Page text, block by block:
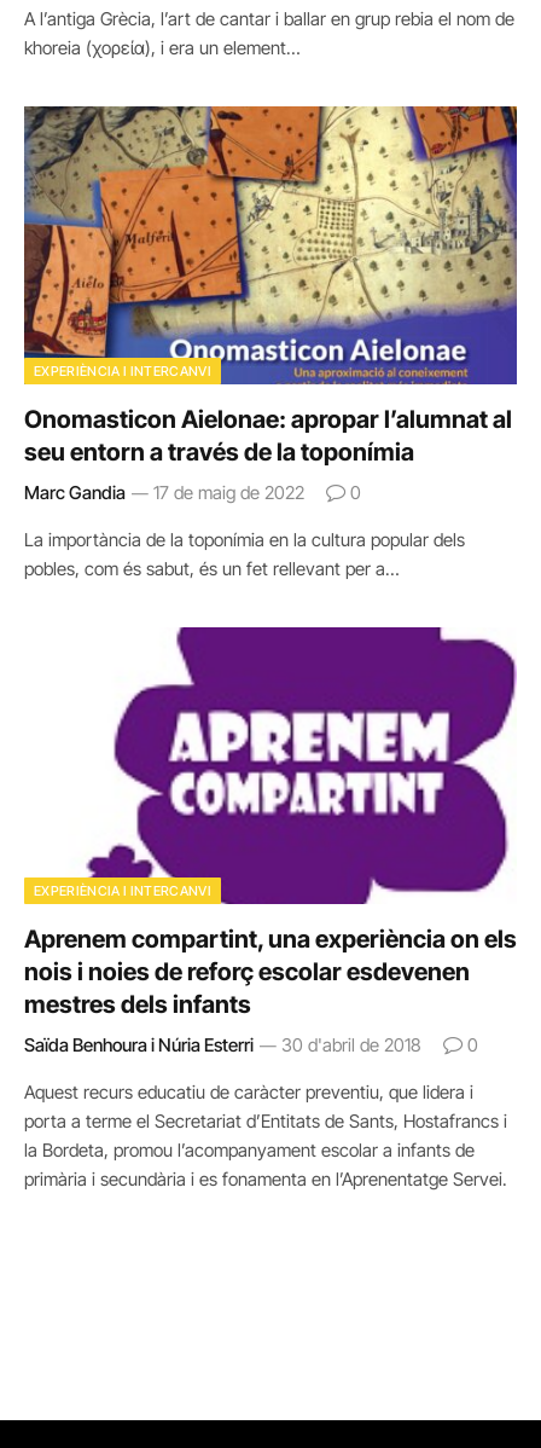
A l’antiga Grècia, l’art de cantar i ballar en grup rebia el nom de
khoreia (χορεία), i era un element…
EXPERIÈNCIA I INTERCANVI
Onomasticon Aielonae: apropar l’alumnat al
seu entorn a través de la toponímia
Marc Gandia 17 de maig de 2022 0
La importància de la toponímia en la cultura popular dels
pobles, com és sabut, és un fet rellevant per a…
EXPERIÈNCIA I INTERCANVI
Aprenem compartint, una experiència on els
nois i noies de reforç escolar esdevenen
mestres dels infants
Saïda Benhoura i Núria Esterri 30 d'abril de 2018 0
Aquest recurs educatiu de caràcter preventiu, que lidera i
porta a terme el Secretariat d’Entitats de Sants, Hostafrancs i
la Bordeta, promou l’acompanyament escolar a infants de
primària i secundària i es fonamenta en l’Aprenentatge Servei.